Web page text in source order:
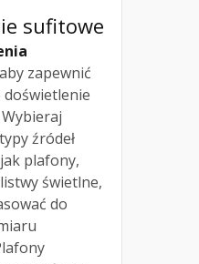
sufitowe
zapewnić
źródeł
plafony,
świetlne,
do